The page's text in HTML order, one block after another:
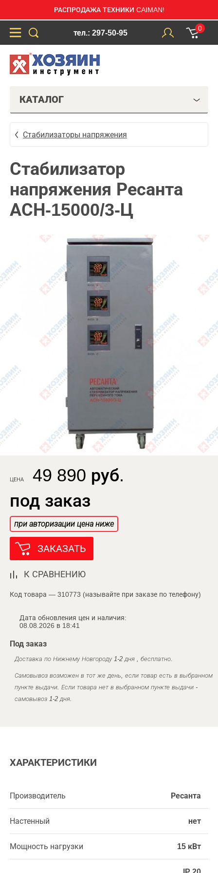
РАСПРОДАЖА ТЕХНИКИ CAIMAN!
тел.: 297-50-95
0
КАТАЛОГ
Стабилизаторы напряжения
Стабилизатор
напряжения Ресанта
АСН-15000/3-Ц
ЦЕНА
49 890 руб.
под заказ
при авторизации цена ниже
ЗАКАЗАТЬ
К СРАВНЕНИЮ
Код товара — 310773 (называйте при заказе по телефону)
Дата обновления цен и наличия:
08.08.2026 в 18:41
Под заказ
Доставка по Нижнему Новгороду 1-2 дня , бесплатно.
Самовывоз возможен в тот же день, если товар есть в выбранном
пункте выдачи. Если товара нет в выбранном пункте выдачи -
самовывоз 1-2 дня.
ХАРАКТЕРИСТИКИ
Производитель Ресанта
Настенный нет
Мощность нагрузки 15 кВт